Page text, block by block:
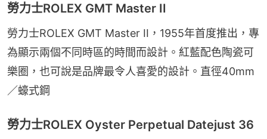
勞力士ROLEX GMT Master II
勞力士ROLEX GMT Master II，1955年首度推出，專
為顯示兩個不同時區的時間而設計。紅藍配色陶瓷可
樂圈，也可說是品牌最令人喜愛的設計。直徑40mm
／蠔式鋼
勞力士ROLEX Oyster Perpetual Datejust 36